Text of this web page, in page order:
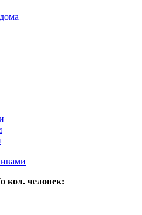
кол. человек: